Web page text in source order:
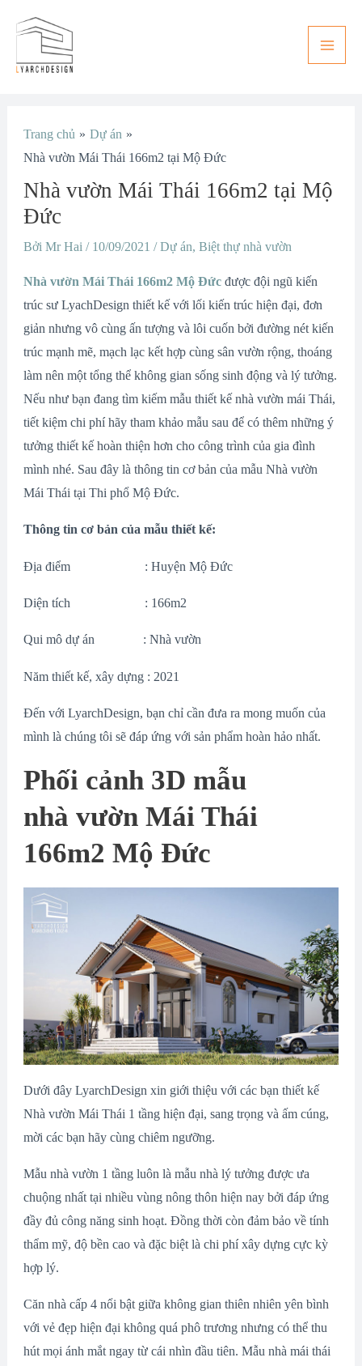
Trang chủ
Dự án
Nhà vườn Mái Thái 166m2 tại Mộ Đức
Nhà vườn Mái Thái 166m2 tại Mộ
Đức
Bởi Mr Hai / 10/09/2021 /Dự án, Biệt thự nhà vườn
Nhà vườn Mái Thái 166m2 Mộ Đứcđược đội ngũ kiến
trúc sư LyachDesign thiết kế với lối kiến trúc hiện đại, đơn
giản nhưng vô cùng ấn tượng và lôi cuốn bởi đường nét kiến
trúc mạnh mẽ, mạch lạc kết hợp cùng sân vườn rộng, thoáng
làm nên một tổng thể không gian sống sinh động và lý tưởng.
Nếu như bạn đang tìm kiếm mẫu thiết kế nhà vườn mái Thái,
tiết kiệm chi phí hãy tham khảo mẫu sau để có thêm những ý
tưởng thiết kế hoàn thiện hơn cho công trình của gia đình
mình nhé. Sau đây là thông tin cơ bản của mẫu Nhà vườn
Mái Thái tại Thi phổ Mộ Đức.
Thông tin cơ bản của mẫu thiết kế:
Địa điểm : Huyện Mộ Đức
Diện tích : 166m2
Qui mô dự án : Nhà vườn
Năm thiết kế, xây dựng : 2021
Đến với LyarchDesign, bạn chỉ cần đưa ra mong muốn của
mình là chúng tôi sẽ đáp ứng với sản phẩm hoàn hảo nhất.
Phối cảnh 3D mẫu
nhà vườn Mái Thái
166m2 Mộ Đức
Dưới đây LyarchDesign xin giới thiệu với các bạn thiết kế
Nhà vườn Mái Thái 1 tầng hiện đại, sang trọng và ấm cúng,
mời các bạn hãy cùng chiêm ngưỡng.
Mẫu nhà vườn 1 tầng luôn là mẫu nhà lý tưởng được ưa
chuộng nhất tại nhiều vùng nông thôn hiện nay bởi đáp ứng
đầy đủ công năng sinh hoạt. Đồng thời còn đảm bảo về tính
thẩm mỹ, độ bền cao và đặc biệt là chi phí xây dựng cực kỳ
hợp lý.
Căn nhà cấp 4 nổi bật giữa không gian thiên nhiên yên bình
với vẻ đẹp hiện đại không quá phô trương nhưng có thể thu
hút mọi ánh mắt ngay từ cái nhìn đầu tiên. Mẫu nhà mái thái
hướng
viết